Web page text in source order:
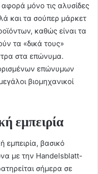
μόνο τις αλυσίδες
και τα σούπερ μάρκετ
καθώς είναι τα
τα «δικά τους»
στα επώνυμα.
επώνυμων
βιομηχανικοί
εμπειρία
εμπειρία, βασικό
με την Handelsblatt-
σήμερα σε